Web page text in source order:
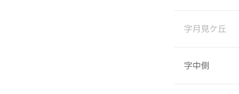
字月見ケ丘
字中側